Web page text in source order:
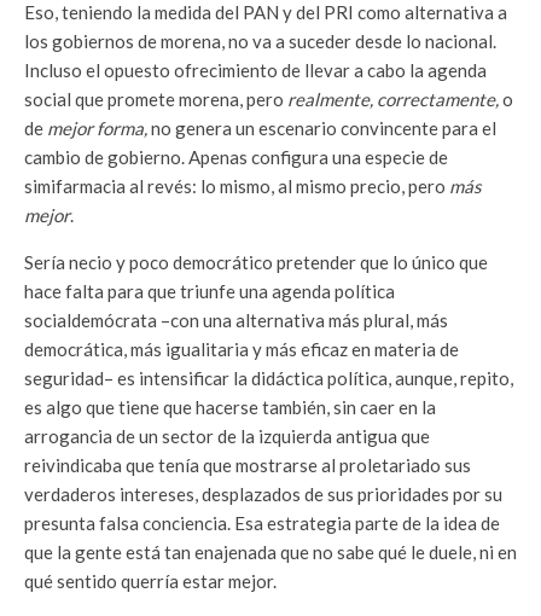
Eso, teniendo la medida del PAN y del PRI como alternativa a
los gobiernos de morena, no va a suceder desde lo nacional.
Incluso el opuesto ofrecimiento de llevar a cabo la agenda
social que promete morena, pero realmente, correctamente,o
de mejor forma,no genera un escenario convincente para el
cambio de gobierno. Apenas configura una especie de
simifarmacia al revés: lo mismo, al mismo precio, pero más
mejor.
Sería necio y poco democrático pretender que lo único que
hace falta para que triunfe una agenda política
socialdemócrata –con una alternativa más plural, más
democrática, más igualitaria y más eficaz en materia de
seguridad– es intensificar la didáctica política, aunque, repito,
es algo que tiene que hacerse también, sin caer en la
arrogancia de un sector de la izquierda antigua que
reivindicaba que tenía que mostrarse al proletariado sus
verdaderos intereses, desplazados de sus prioridades por su
presunta falsa conciencia. Esa estrategia parte de la idea de
que la gente está tan enajenada que no sabe qué le duele, ni en
qué sentido querría estar mejor.